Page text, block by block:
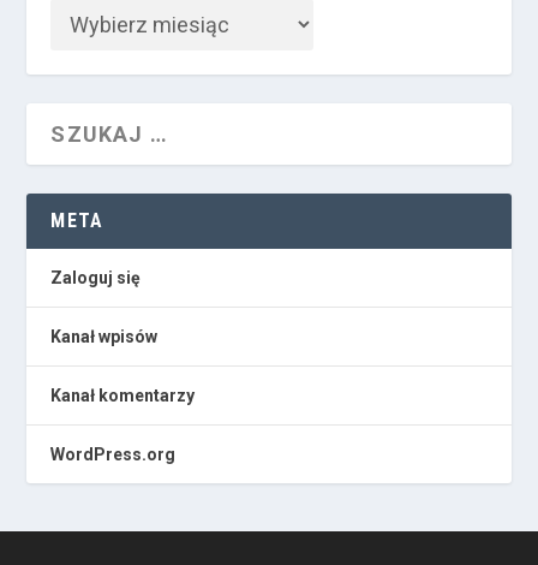
META
Zaloguj się
Kanał wpisów
Kanał komentarzy
WordPress.org